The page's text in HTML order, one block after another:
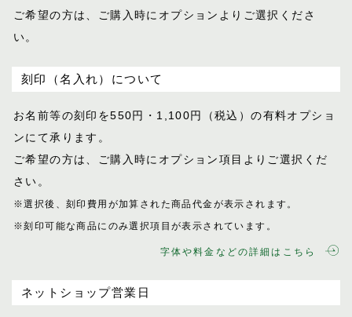
ご希望の方は、ご購入時にオプションより ご選択くださ
い。
刻印（名入れ）について
お名前等の刻印を550円・1,100円（税込）の有料オプショ
ンにて承ります。
ご希望の方は、ご購入時にオプション項目 よりご選択くだ
さい。
※選択後、刻印費用が加算された商品代金が表示 されます。
※刻印可能な商品にのみ選択項目が表示されてい ます。
字体や料金などの詳細はこちら
ネットショップ営業日